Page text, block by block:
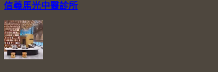
信義馬光中醫診所